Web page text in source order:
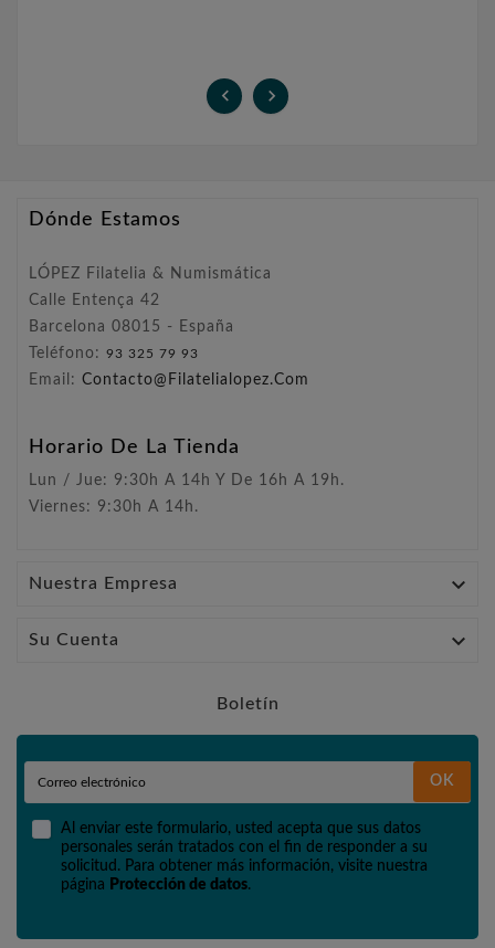
 
Dónde Estamos
LÓPEZ Filatelia & Numismática
Calle Entença 42
Barcelona 08015 - España
Teléfono: 93 325 79 93
Email: Contacto@filatelialopez.com
Horario De La Tienda
Lun / Jue: 9:30h A 14h Y De 16h A 19h.
Viernes: 9:30h A 14h.
Nuestra Empresa 
Su Cuenta 
Boletín
OK
Al enviar este formulario, usted acepta que sus datos
personales serán tratados con el fin de responder a su
solicitud. Para obtener más información, visite nuestra
página Protección de datos.